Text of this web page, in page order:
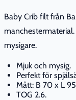
Baby Crib filt från
mysigare.
Mjuk och mysig.
Perfekt för
Mått: B 70 x L
TOG 2.6.